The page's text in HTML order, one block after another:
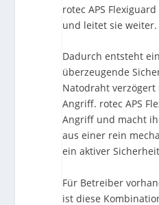
rotec APS
und leitet sie weiter.
Dadurch entsteht
überzeugende
Natodraht
Angriff. rotec APS
Angriff und macht
aus einer rein
ein aktiver
Für Betreiber
ist diese